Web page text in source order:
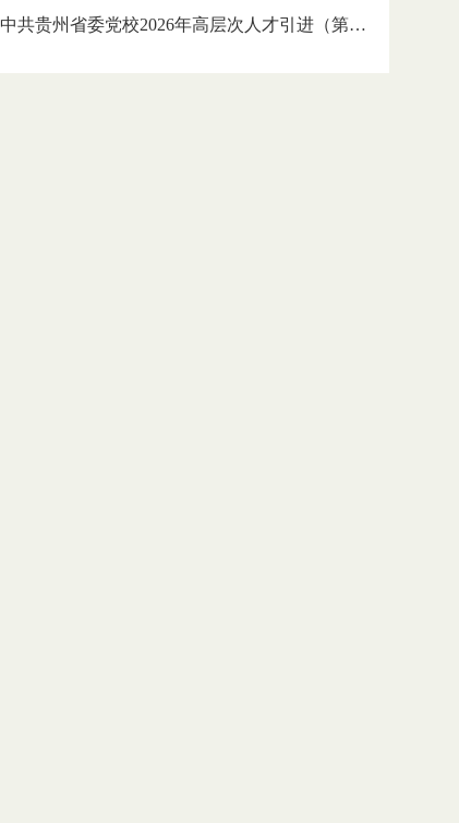
中共贵州省委党校2026年高层次人才引进（第二批）面试公告